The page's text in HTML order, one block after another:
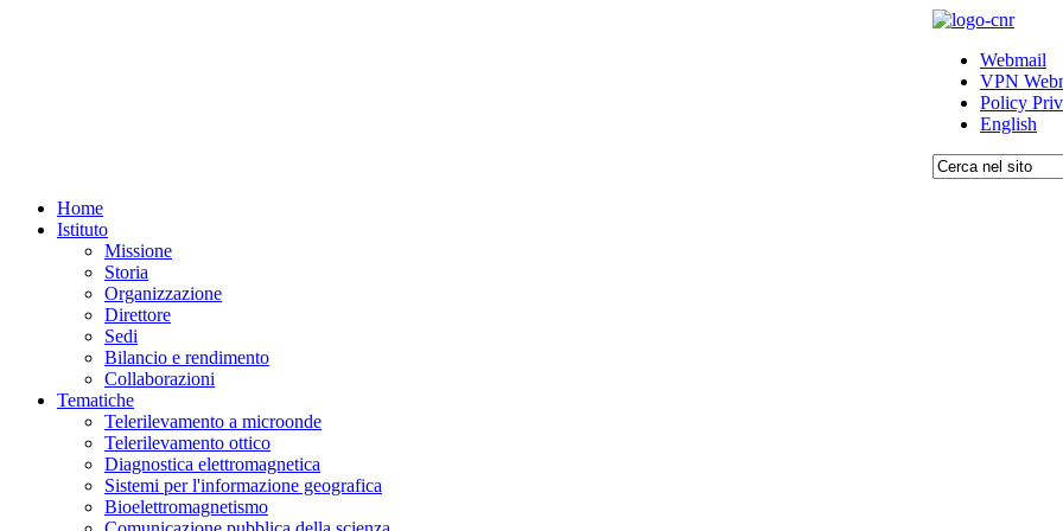
Webmail
VPN
Policy
English
Home
Istituto
Missione
Storia
Organizzazione
Direttore
Sedi
Bilancio e rendimento
Collaborazioni
Tematiche
Telerilevamento a microonde
Telerilevamento ottico
Diagnostica elettromagnetica
Sistemi per l'informazione geografica
Bioelettromagnetismo